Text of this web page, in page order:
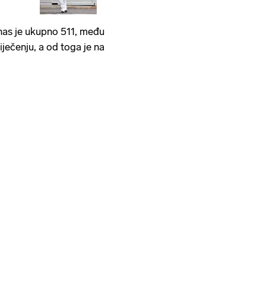
je ukupno 511, među
a od toga je na